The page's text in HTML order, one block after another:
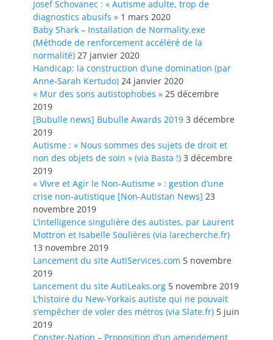
Josef Schovanec : « Autisme adulte, trop de
diagnostics abusifs » 1 mars 2020
Baby Shark – Installation de Normality.exe
(Méthode de renforcement accéléré de la
normalité) 27 janvier 2020
Handicap: la construction d’une domination (par
Anne-Sarah Kertudo) 24 janvier 2020
« Mur des sons autistophobes » 25 décembre
2019
[Bubulle news] Bubulle Awards 2019 3 décembre
2019
Autisme : « Nous sommes des sujets de droit et
non des objets de soin » (via Basta !) 3 décembre
2019
« Vivre et Agir le Non-Autisme » : gestion d’une
crise non-autistique [Non-Autistan News] 23
novembre 2019
L’intelligence singulière des autistes, par Laurent
Mottron et Isabelle Soulières (via larecherche.fr)
13 novembre 2019
Lancement du site AutiServices.com 5 novembre
2019
Lancement du site AutiLeaks.org 5 novembre 2019
L’histoire du New-Yorkais autiste qui ne pouvait
s’empêcher de voler des métros (via Slate.fr) 5 juin
2019
Conster-Nation – Proposition d’un amendement